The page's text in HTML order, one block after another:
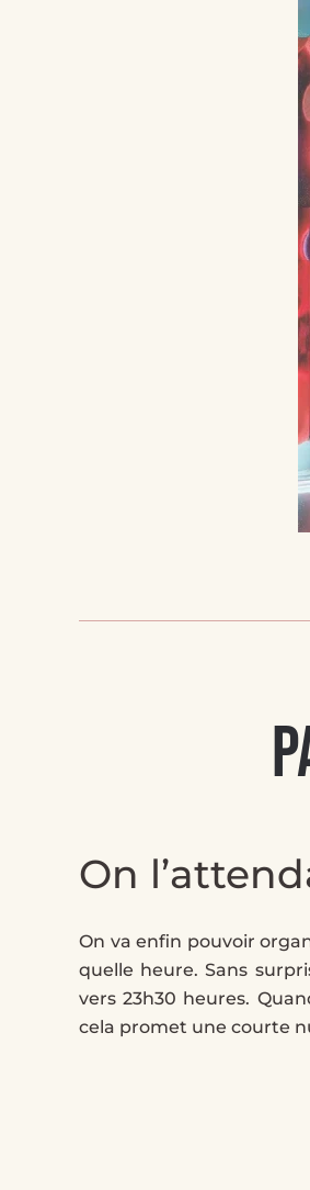
On
On va enfin pouvoir
quelle heure. Sans
vers 23h30 heures.
cela promet une courte